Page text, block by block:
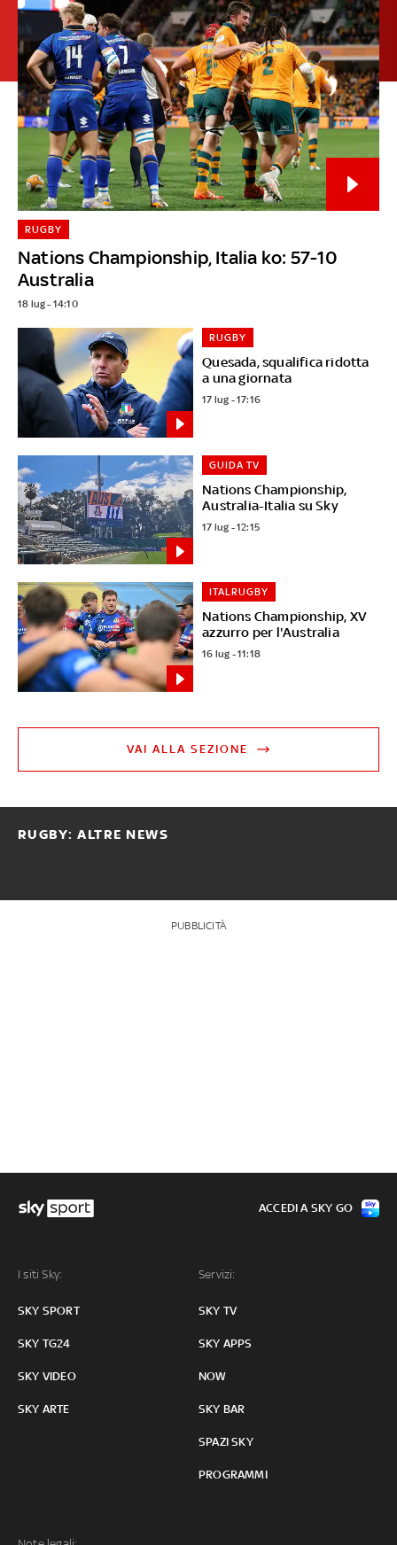
Nations Championship, Italia ko: 57-10
Australia
RUGBY
18 lug - 14:10
Quesada, squalifica ridotta
a una giornata
RUGBY
17 lug - 17:16
Nations Championship,
Australia-Italia su Sky
GUIDA TV
17 lug - 12:15
Nations Championship, XV
azzurro per l'Australia
ITALRUGBY
16 lug - 11:18
VAI ALLA SEZIONE
RUGBY: ALTRE NEWS
PUBBLICITÀ
I siti Sky:
SKY SPORT
SKY TG24
SKY VIDEO
SKY ARTE
Servizi:
SKY TV
SKY APPS
NOW
SKY BAR
SPAZI SKY
PROGRAMMI
ACCEDI A SKY GO